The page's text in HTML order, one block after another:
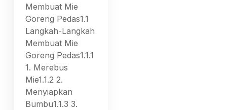
Membuat Mie
Goreng Pedas1.1
Langkah-Langkah
Membuat Mie
Goreng Pedas1.1.1
1. Merebus
Mie1.1.2 2.
Menyiapkan
Bumbu1.1.3 3.